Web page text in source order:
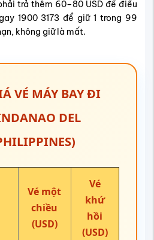
trả thêm 60–80 USD để điều
1900 3173 để giữ 1 trong 99
không giữ là mất.
VÉ MÁY BAY ĐI
DEL
Vé một
chiều
(USD)
Vé
khứ
hồi
(USD)